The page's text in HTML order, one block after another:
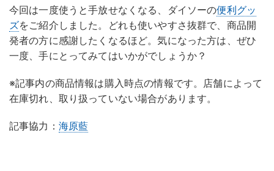
今回は一度使うと手放せなくなる、ダイソーの便利グッ
ズをご紹介しました。どれも使いやすさ抜群で、商品開
発者の方に感謝したくなるほど。気になった方は、ぜひ
一度、手にとってみてはいかがでしょうか？
※記事内の商品情報は購入時点の情報です。店舗によって
在庫切れ、取り扱っていない場合があります。
記事協力： 海原藍